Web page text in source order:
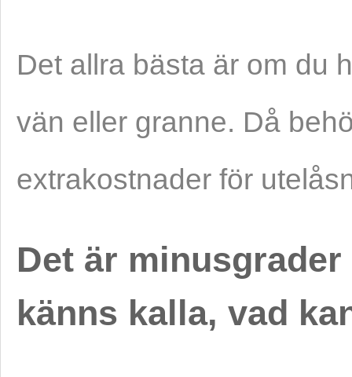
Det allra bästa är om du
vän eller granne. Då
extrakostnader för
Det är
känns kalla, vad